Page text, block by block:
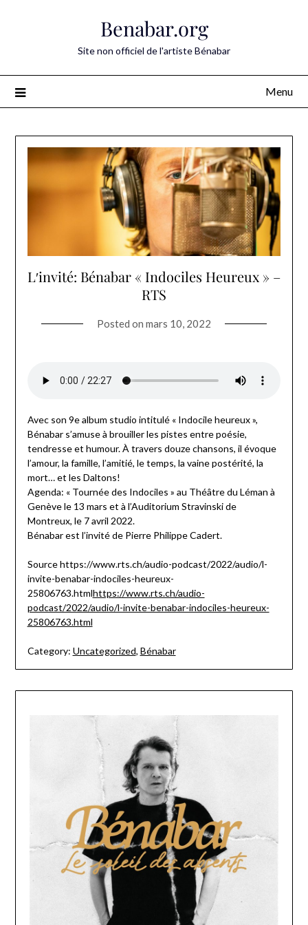
Benabar.org
Site non officiel de l'artiste Bénabar
Menu
Lʹinvité: Bénabar « Indociles Heureux » –
RTS
Posted on mars 10, 2022
Avec son 9e album studio intitulé « Indocile heureux »,
Bénabar s’amuse à brouiller les pistes entre poésie,
tendresse et humour. À travers douze chansons, il évoque
l’amour, la famille, l’amitié, le temps, la vaine postérité, la
mort… et les Daltons!
Agenda: « Tournée des Indociles » au Théâtre du Léman à
Genève le 13 mars et à l’Auditorium Stravinski de
Montreux, le 7 avril 2022.
Bénabar est l’invité de Pierre Philippe Cadert.
Source https://www.rts.ch/audio-podcast/2022/audio/l-
invite-benabar-indociles-heureux-
25806763.htmlhttps://www.rts.ch/audio-
podcast/2022/audio/l-invite-benabar-indociles-heureux-
25806763.html
Category: Uncategorized, Bénabar